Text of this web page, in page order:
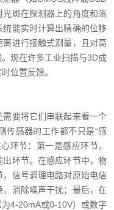
斑在探测器上的角度和落
能实时计算出精确的位移
进行接触式测量，且对高
现在许多工业扫描与3D成
位置反馈。
要将它们串联起来看一个
传感器的工作都不只是“感
环节：第一是感应环节，
环节。在感应环节中，物
信号调理电路对原始电信
消除噪声干扰；最后，在
4-20mA或0-10V）或数字